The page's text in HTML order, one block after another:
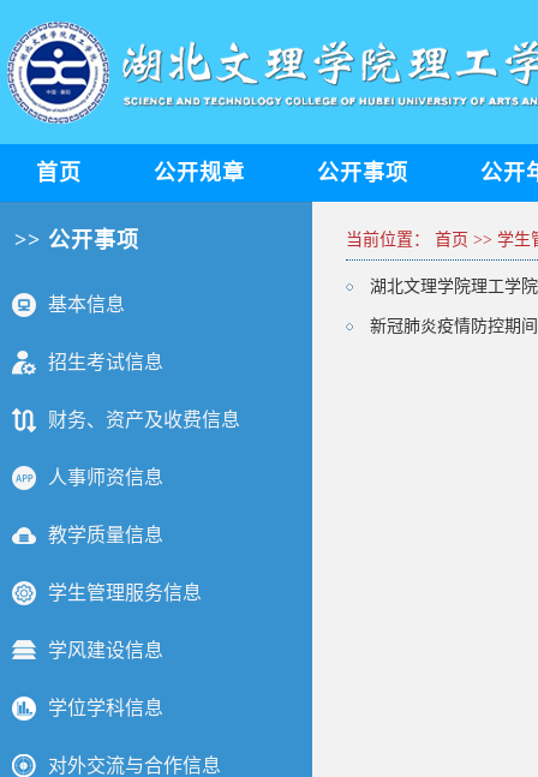
首页 公开规章 公开事项 公开
>> 公开事项
基本信息
招生考试信息
财务、资产及收费信息
人事师资信息
教学质量信息
学生管理服务信息
学风建设信息
学位学科信息
对外交流与合作信息
当前位置： 首页 >> 学生
湖北文理学院理工学
新冠肺炎疫情防控期